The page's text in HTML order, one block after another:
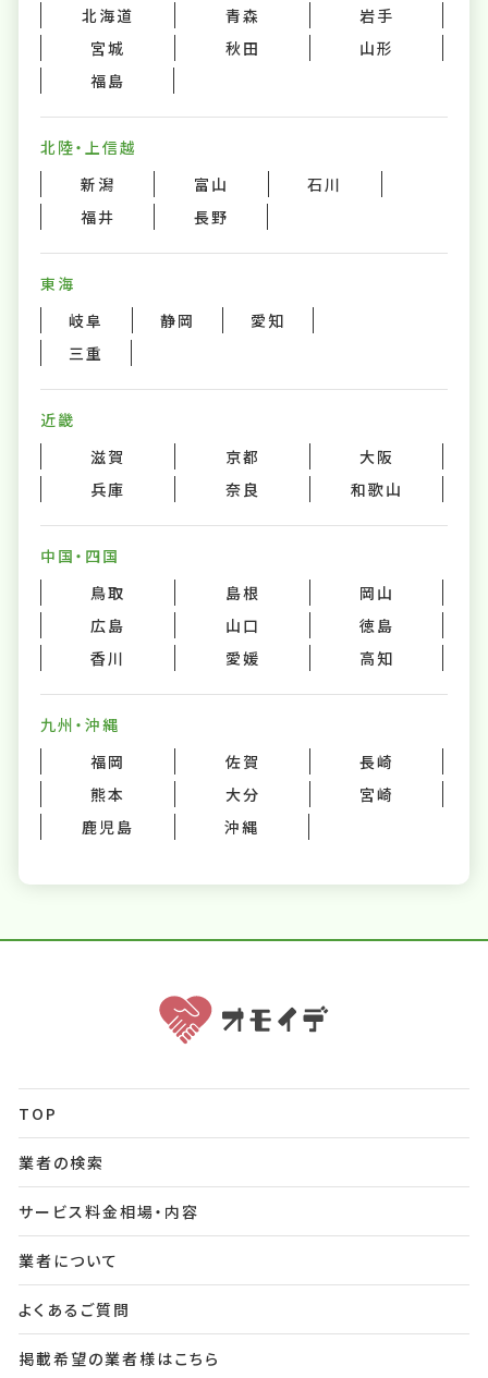
北海道
青森
岩手
宮城
秋田
山形
福島
北陸・上信越
新潟
富山
石川
福井
長野
東海
岐阜
静岡
愛知
三重
近畿
滋賀
京都
大阪
兵庫
奈良 和歌山
中国・四国
鳥取
島根
岡山
広島
山口
徳島
香川
愛媛 高知
九州・沖縄
福岡
佐賀
長崎
熊本
大分
宮崎
鹿児島
沖縄
TOP
業者の検索
サービス料金相場・内容
業者について
よくあるご質問
掲載希望の業者様はこちら